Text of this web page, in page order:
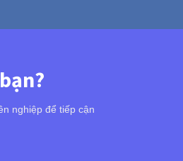
nghiệp để tiếp cận